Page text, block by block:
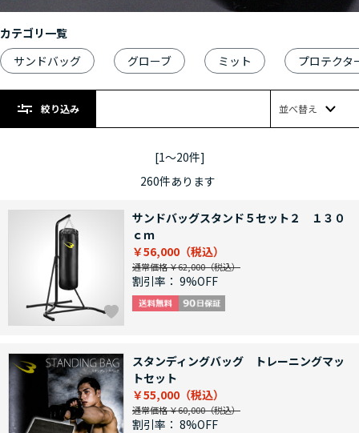
カテゴリ一覧
サンドバッグ
グローブ ミット プロテクタ
絞り込み 並べ替え
[1～20件]
260件あります
サンドバッグスタンド５セット２ １３０
ｃｍ
￥56,000
通常価格 ￥62,000
割引率： 9%OFF
スタンディングバッグ トレーニングマッ
トセット
￥55,000
通常価格 ￥60,000
割引率： 8%OFF